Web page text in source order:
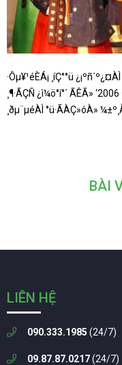
·Ôµ¥¹éÈ­Á¡ ¸íÇ°°ü
¸¶·ÃÇÑ ¿ì¼ö°í°´ ÃÊÃ»
¸ðµ¨µéÀÌ °ü·ÃÀÇ»óÀ»
BÀI
LIÊN HỆ
090.333.1985 (24/7)
09.87.87.0217(24/7)